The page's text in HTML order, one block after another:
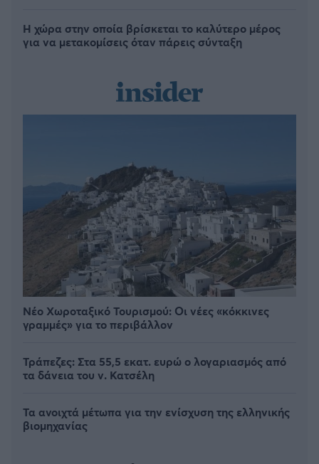
Η χώρα στην οποία βρίσκεται το καλύτερο μέρος
για να μετακομίσεις όταν πάρεις σύνταξη
Νέο Χωροταξικό Τουρισμού: Οι νέες «κόκκινες
γραμμές» για το περιβάλλον
Τράπεζες: Στα 55,5 εκατ. ευρώ ο λογαριασμός από
τα δάνεια του ν. Κατσέλη
Τα ανοιχτά μέτωπα για την ενίσχυση της ελληνικής
βιομηχανίας